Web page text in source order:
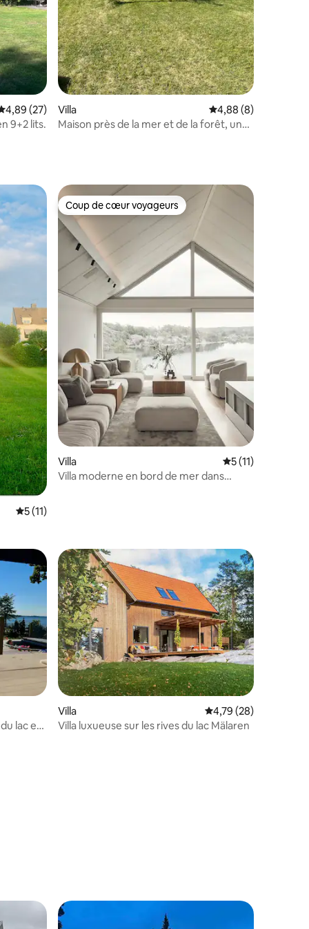
moyenne sur la base de 27 commentaires : 4,89 sur 5
4,89 (27)
9+2 lits.
Villa Évaluation moyenne
4,88 (8)
Maison près de la mer et de la forêt, un
appréciés
Évaluation moyenne sur la base de 11 commentaires : 5 sur 5
5 (11)
Coup de cœur voyageurs
Coup de cœur voyageurs
Villa Évaluation
5 (11)
Villa moderne en bord de mer dans
: 4,91 sur 5
lac et
Villa Évaluation moyenne
4,79 (28)
Villa luxueuse sur les rives du lac Mälaren